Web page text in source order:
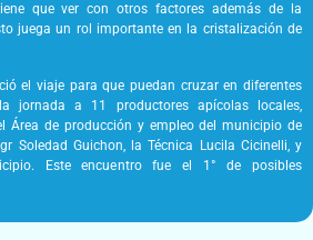
que ver con otros factores además de la
juega un rol importante en la cristalización de
el viaje para que puedan cruzar en diferentes
jornada a 11 productores apícolas locales,
Área de producción y empleo del municipio de
Soledad Guichon, la Técnica Lucila Cicinelli, y
Este encuentro fue el 1° de posibles